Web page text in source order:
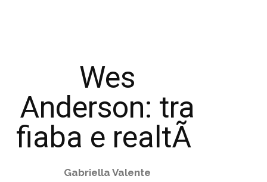
Wes
Anderson: tra
fiaba e realtÃ
Gabriella Valente